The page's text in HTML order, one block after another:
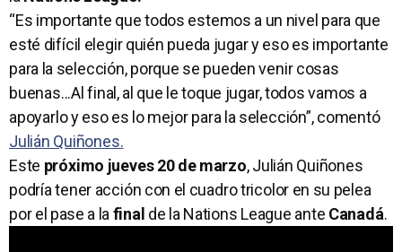
“Es importante que todos estemos a un nivel para que
esté difícil elegir quién pueda jugar y eso es importante
para la selección, porque se pueden venir cosas
buenas...Al final, al que le toque jugar, todos vamos a
apoyarlo y eso es lo mejor para la selección”, comentó
Julián Quiñones.
Este próximo jueves 20 de marzo, Julián Quiñones
podría tener acción con el cuadro tricolor en su pelea
por el pase a lafinal de la Nations League ante Canadá.